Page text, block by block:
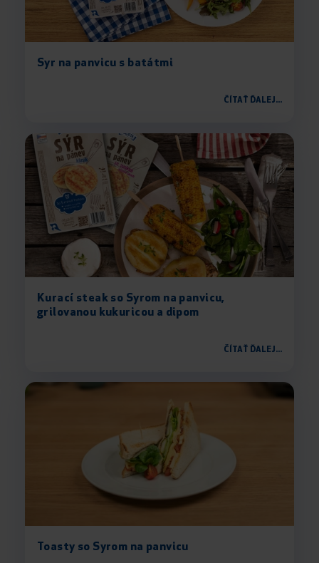
Syr na panvicu s batátmi
ČÍTAŤ ĎALEJ...
Kurací steak so Syrom na panvicu,
grilovanou kukuricou a dipom
ČÍTAŤ ĎALEJ...
Toasty so Syrom na panvicu